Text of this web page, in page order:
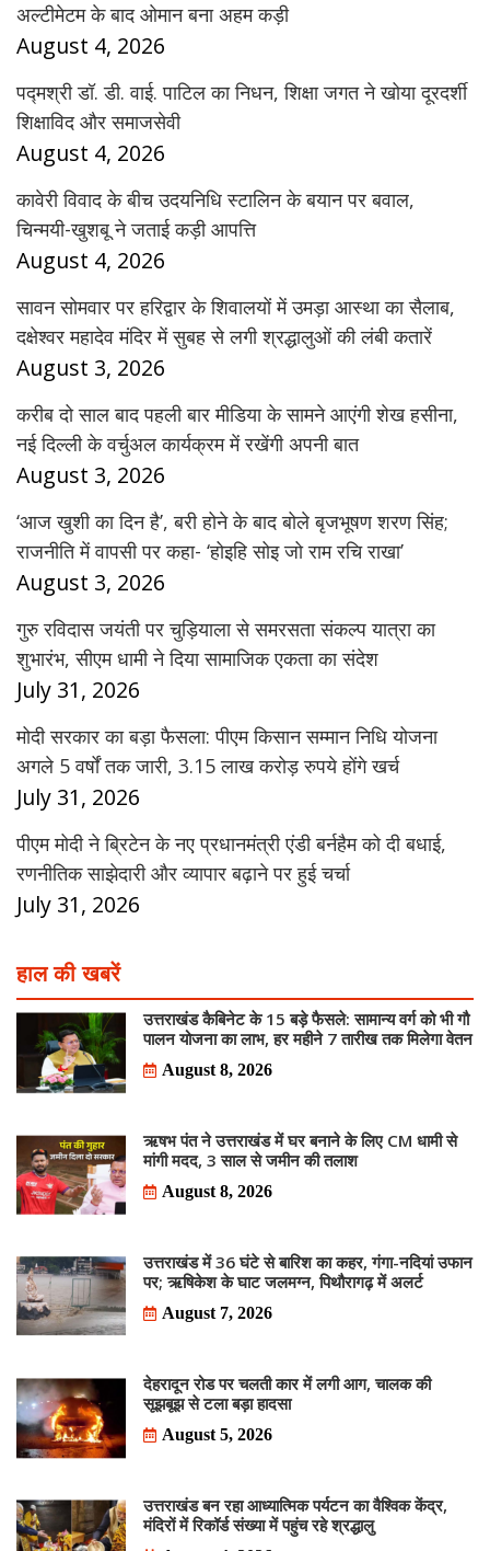
अल्टीमेटम के बाद ओमान बना अहम कड़ी
August 4, 2026
पद्मश्री डॉ. डी. वाई. पाटिल का निधन, शिक्षा जगत ने खोया दूरदर्शी
शिक्षाविद और समाजसेवी
August 4, 2026
कावेरी विवाद के बीच उदयनिधि स्टालिन के बयान पर बवाल,
चिन्मयी-खुशबू ने जताई कड़ी आपत्ति
August 4, 2026
सावन सोमवार पर हरिद्वार के शिवालयों में उमड़ा आस्था का सैलाब,
दक्षेश्वर महादेव मंदिर में सुबह से लगी श्रद्धालुओं की लंबी कतारें
August 3, 2026
करीब दो साल बाद पहली बार मीडिया के सामने आएंगी शेख हसीना,
नई दिल्ली के वर्चुअल कार्यक्रम में रखेंगी अपनी बात
August 3, 2026
‘आज खुशी का दिन है’, बरी होने के बाद बोले बृजभूषण शरण सिंह;
राजनीति में वापसी पर कहा- ‘होइहि सोइ जो राम रचि राखा’
August 3, 2026
गुरु रविदास जयंती पर चुड़ियाला से समरसता संकल्प यात्रा का
शुभारंभ, सीएम धामी ने दिया सामाजिक एकता का संदेश
July 31, 2026
मोदी सरकार का बड़ा फैसला: पीएम किसान सम्मान निधि योजना
अगले 5 वर्षों तक जारी, 3.15 लाख करोड़ रुपये होंगे खर्च
July 31, 2026
पीएम मोदी ने ब्रिटेन के नए प्रधानमंत्री एंडी बर्नहैम को दी बधाई,
रणनीतिक साझेदारी और व्यापार बढ़ाने पर हुई चर्चा
July 31, 2026
हाल की खबरें
उत्तराखंड कैबिनेट के 15 बड़े फैसले: सामान्य वर्ग को भी गौ
पालन योजना का लाभ, हर महीने 7 तारीख तक मिलेगा वेतन
August 8, 2026
ऋषभ पंत ने उत्तराखंड में घर बनाने के लिए CM धामी से
मांगी मदद, 3 साल से जमीन की तलाश
August 8, 2026
उत्तराखंड में 36 घंटे से बारिश का कहर, गंगा-नदियां उफान
पर; ऋषिकेश के घाट जलमग्न, पिथौरागढ़ में अलर्ट
August 7, 2026
देहरादून रोड पर चलती कार में लगी आग, चालक की
सूझबूझ से टला बड़ा हादसा
August 5, 2026
उत्तराखंड बन रहा आध्यात्मिक पर्यटन का वैश्विक केंद्र,
मंदिरों में रिकॉर्ड संख्या में पहुंच रहे श्रद्धालु